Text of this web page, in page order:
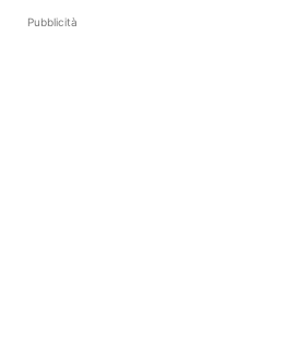
Pubblicità